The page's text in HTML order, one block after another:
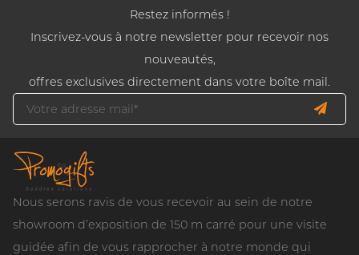
Restez informés !
Inscrivez-vous à notre newsletter pour recevoir nos
nouveautés,
offres exclusives directement dans votre boîte mail.
Nous serons ravis de vous recevoir au sein de notre
showroom d’exposition de 150 m carré pour une visite
guidée afin de vous rapprocher à notre monde qui